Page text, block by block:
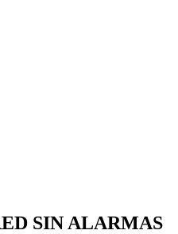
SIN ALARMAS